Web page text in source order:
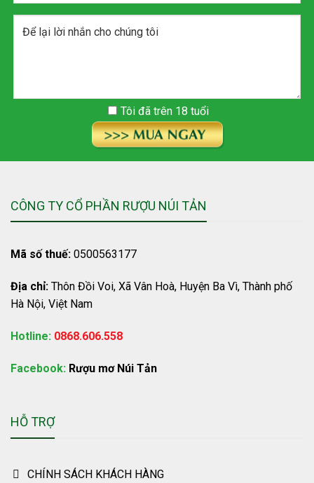
Tôi đã trên 18 tuổi
CÔNG TY CỔ PHẦN RƯỢU NÚI TẢN
Mã số thuế: 0500563177
Địa chỉ: Thôn Đồi Voi, Xã Vân Hoà, Huyện Ba Vì, Thành phố
Hà Nội, Việt Nam
Hotline: 0868.606.558
Facebook: Rượu mơ Núi Tản
HỖ TRỢ
CHÍNH SÁCH KHÁCH HÀNG